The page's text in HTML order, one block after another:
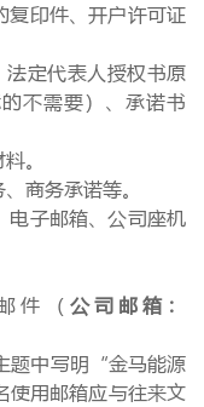
复印件、开户许可证
法定代表人授权书原
不需要）、承诺书
。
商务承诺等。
电子邮箱、公司座机
件（ 公司邮箱：
题中写明“金马能源
用邮箱应与往来文